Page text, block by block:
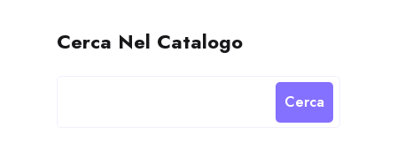
Cerca Nel Catalogo
Cerca